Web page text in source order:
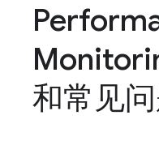
和常见